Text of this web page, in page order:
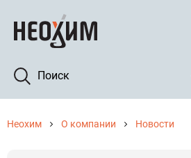
Поиск
Неохим О компании Новости